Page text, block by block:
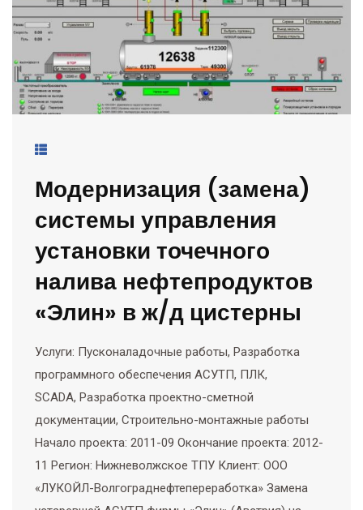
Модернизация (замена)
системы управления
установки точечного
налива нефтепродуктов
«Элин» в ж/д цистерны
Услуги: Пусконаладочные работы, Разработка
программного обеспечения АСУТП, ПЛК,
SCADA, Разработка проектно-сметной
документации, Строительно-монтажные работы
Начало проекта: 2011-09 Окончание проекта: 2012-
11 Регион: Нижневолжское ТПУ Клиент: ООО
«ЛУКОЙЛ-Волгограднефтепереработка» Замена